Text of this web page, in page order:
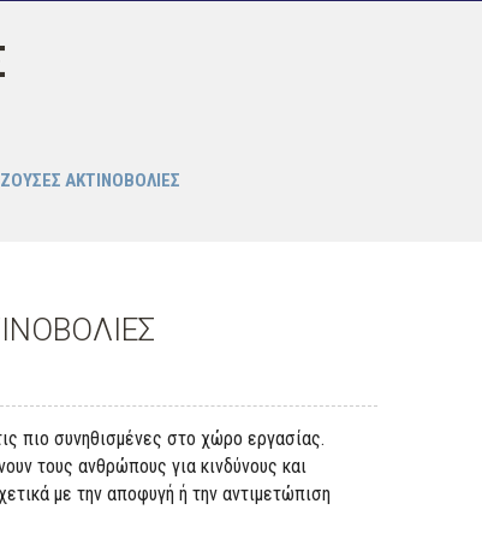
ΑΚΤΙΝΟΒΟΛΙΕΣ
πιο συνηθισμένες στο χώρο εργασίας.
τους ανθρώπους για κινδύνους και
με την αποφυγή ή την αντιμετώπιση